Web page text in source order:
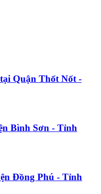
Quận Thốt Nốt -
Bình Sơn - Tỉnh
Đồng Phú - Tỉnh